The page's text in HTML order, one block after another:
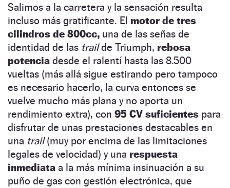
Salimos a la carretera y la sensación resulta
incluso más gratificante. El motor de tres
cilindros de 800cc, una de las señas de
identidad de las trailde Triumph, rebosa
potencia desde el ralentí hasta las 8.500
vueltas (más allá sigue estirando pero tampoco
es necesario hacerlo, la curva entonces se
vuelve mucho más plana y no aporta un
rendimiento extra), con 95 CV suficientes para
disfrutar de unas prestaciones destacables en
una trail(muy por encima de las limitaciones
legales de velocidad) y una respuesta
inmediata a la más mínima insinuación a su
puño de gas con gestión electrónica, que